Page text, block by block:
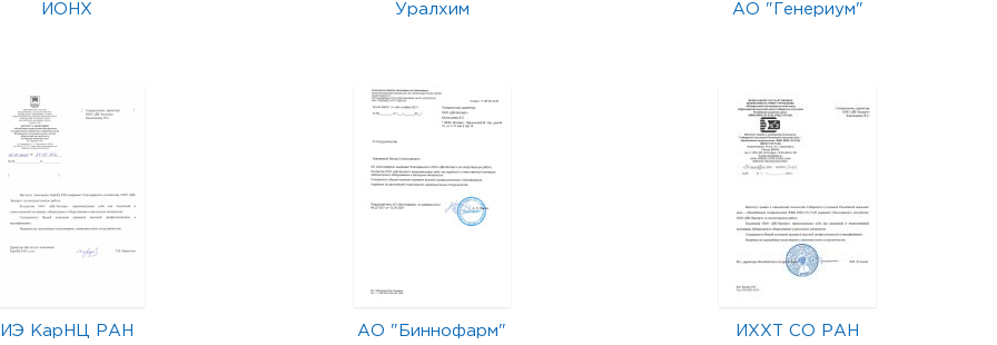
ИОНХ Уралхим АО "Генериум"
ИЭ КарНЦ РАН АО "Биннофарм" ИХХТ СО РАН